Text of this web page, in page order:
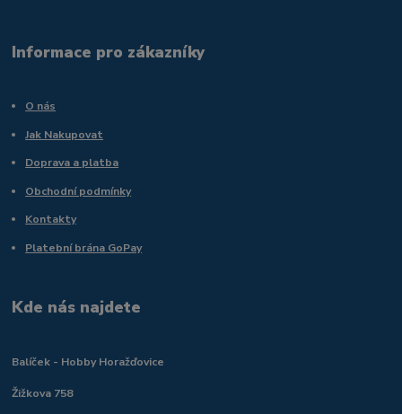
Informace pro zákazníky
O nás
Jak Nakupovat
Doprava a platba
Obchodní podmínky
Kontakty
Platební brána GoPay
Kde nás najdete
Balíček - Hobby Horažďovice
Žižkova 758